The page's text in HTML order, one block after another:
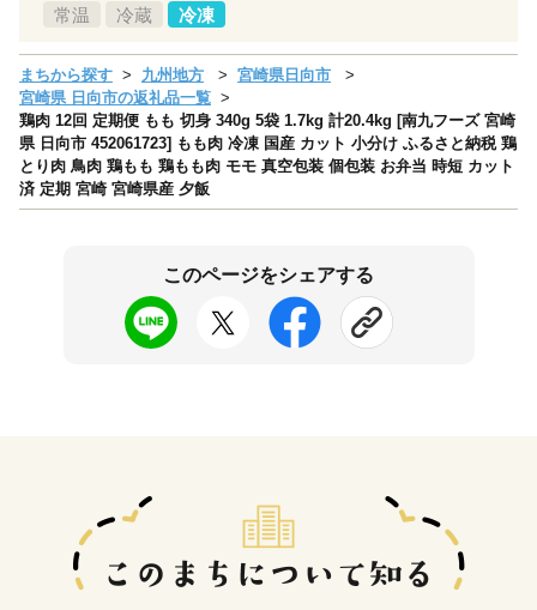
常温 冷蔵 冷凍
まちから探す 九州地方
宮崎県日向市
宮崎県 日向市の返礼品一覧
鶏肉 12回 定期便 もも 切身 340g 5袋 1.7kg 計20.4kg [南九フーズ 宮崎
県 日向市 452061723] もも肉 冷凍 国産 カット 小分け ふるさと納税 鶏
とり肉 鳥肉 鶏もも 鶏もも肉 モモ 真空包装 個包装 お弁当 時短 カット
済 定期 宮崎 宮崎県産 夕飯
このページをシェアする